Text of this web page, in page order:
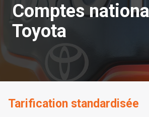
Comptes
Toyota
Tarification standardisée